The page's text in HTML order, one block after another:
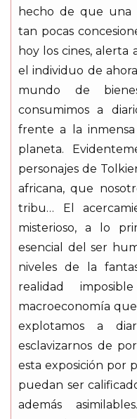
hecho de que una
tan pocas
hoy los cines, alerta
el individuo de
mundo de
consumimos a
frente a la
planeta.
personajes de
africana, que
tribu… El
misterioso, a lo
esencial del ser
niveles de la
realidad
macroeconomía
explotamos a
esclavizarnos de
esta exposición por
puedan ser
además